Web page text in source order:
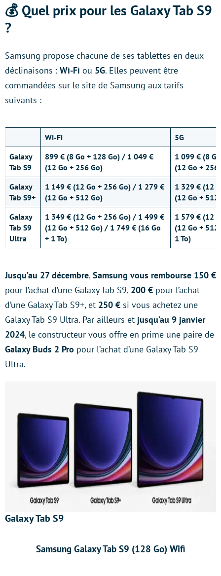
💰 Quel prix pour les Galaxy Tab S9
?
Samsung propose chacune de ses tablettes en deux
déclinaisons : Wi-Fi ou 5G. Elles peuvent être
commandées sur le site de Samsung aux tarifs
suivants :
Wi-Fi
5G
Galaxy
Tab S9
899 € (8 Go + 128 Go) / 1 049 €
(12 Go + 256 Go)
1 099 € (8
(12 Go + 256
Galaxy
Tab S9+
1 149 € (12 Go + 256 Go) / 1 279 €
(12 Go + 512 Go)
1 329 € (12
(12 Go + 512
Galaxy
Tab S9
Ultra
1 349 € (12 Go + 256 Go) / 1 499 €
(12 Go + 512 Go) / 1 749 € (16 Go
+ 1 To)
1 579 € (12
(12 Go +
1 To)
Jusqu’au 27 décembre,Samsung vous rembourse 150 €
pour l’achat d’une Galaxy Tab S9, 200 € pour l’achat
d’une Galaxy Tab S9+, et 250 € si vous achetez une
Galaxy Tab S9 Ultra. Par ailleurs et jusqu’au 9 janvier
2024, le constructeur vous offre en prime une paire de
Galaxy Buds 2 Pro pour l’achat d’une Galaxy Tab S9
Ultra.
Galaxy Tab S9
Samsung Galaxy Tab S9 (128 Go) Wifi